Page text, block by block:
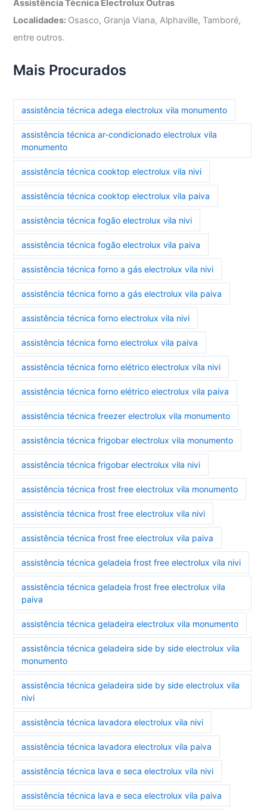
Assistência Técnica Electrolux Outras
Localidades: Osasco, Granja Viana, Alphaville, Tamboré,
entre outros.
Mais Procurados
assistência técnica adega electrolux vila monumento
assistência técnica ar-condicionado electrolux vila
monumento
assistência técnica cooktop electrolux vila nivi
assistência técnica cooktop electrolux vila paiva
assistência técnica fogão electrolux vila nivi
assistência técnica fogão electrolux vila paiva
assistência técnica forno a gás electrolux vila nivi
assistência técnica forno a gás electrolux vila paiva
assistência técnica forno electrolux vila nivi
assistência técnica forno electrolux vila paiva
assistência técnica forno elétrico electrolux vila nivi
assistência técnica forno elétrico electrolux vila paiva
assistência técnica freezer electrolux vila monumento
assistência técnica frigobar electrolux vila monumento
assistência técnica frigobar electrolux vila nivi
assistência técnica frost free electrolux vila monumento
assistência técnica frost free electrolux vila nivi
assistência técnica frost free electrolux vila paiva
assistência técnica geladeia frost free electrolux vila nivi
assistência técnica geladeia frost free electrolux vila
paiva
assistência técnica geladeira electrolux vila monumento
assistência técnica geladeira side by side electrolux vila
monumento
assistência técnica geladeira side by side electrolux vila
nivi
assistência técnica lavadora electrolux vila nivi
assistência técnica lavadora electrolux vila paiva
assistência técnica lava e seca electrolux vila nivi
assistência técnica lava e seca electrolux vila paiva